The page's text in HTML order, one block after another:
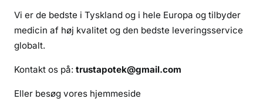
o
l
d
Vi er de bedste i Tyskland og i hele Europa og tilbyder
medicin af høj kvalitet og den bedste leveringsservice
globalt.
Kontakt os på: trustapotek@gmail.com
Eller besøg vores hjemmeside